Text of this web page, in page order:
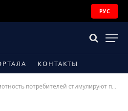
РУС
КОНТАКТЫ
потребителей стимулируют призами